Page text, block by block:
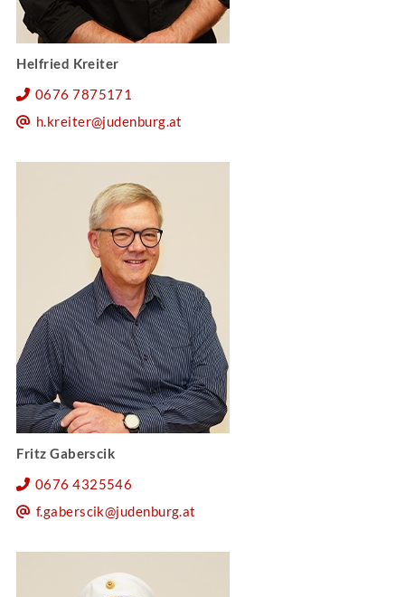
Helfried Kreiter
0676 7875171
h.kreiter@judenburg.at
Fritz Gaberscik
0676 4325546
f.gaberscik@judenburg.at